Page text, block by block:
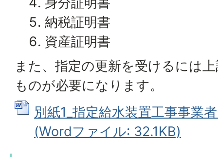
納税証明書
資産証明書
また、指定の更新を受けるには
ものが必要になります。
別紙1_指定給水装置工事事業
(Wordファイル: 32.1KB)